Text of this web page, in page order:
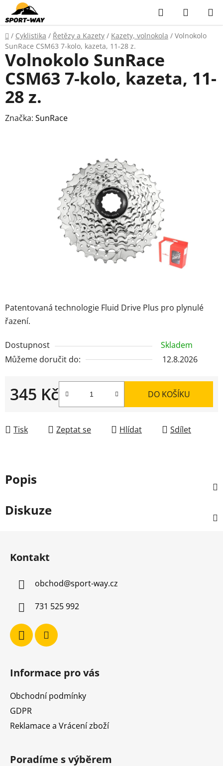
Přejít
na
obsah
Hledat
KOŠÍK
Domů
/ Cyklistika / Řetězy a Kazety / Kazety, volnokola / Volnokolo
SunRace CSM63 7-kolo, kazeta, 11-28 z.
Patentovaná technologie Fluid Drive Plus pro plynulé
řazení.
Dostupnost
Skladem
Můžeme doručit do:
12.8.2026
345 Kč DO KOŠÍKU
Tisk Zeptat se Hlídat Sdílet
Volnokolo SunRace
CSM63 7-kolo, kazeta, 11-
28 z.
Značka: SunRace
Popis
Diskuze
Kontakt
obchod@sport-way.cz
731 525 992
Informace pro vás
Obchodní podmínky
GDPR
Reklamace a Vrácení zboží
Poradíme s výběrem